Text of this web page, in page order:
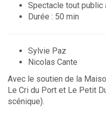
Spectacle tout public
Durée : 50 min
Sylvie Paz
Nicolas Cante
Avec le soutien de la
Le Cri du Port et Le Petit
scénique).